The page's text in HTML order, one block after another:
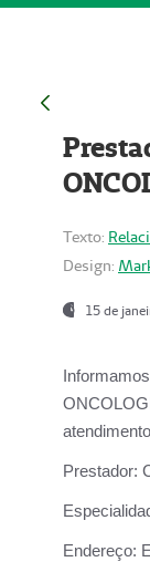
Texto:
Design:
15 de
Prestador:
Endereço: